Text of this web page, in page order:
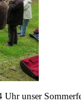
unser